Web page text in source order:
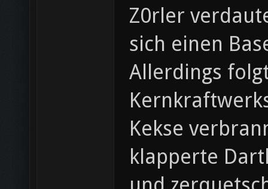
Z0rler
sich einen
Allerdings
Kekse
klapperte